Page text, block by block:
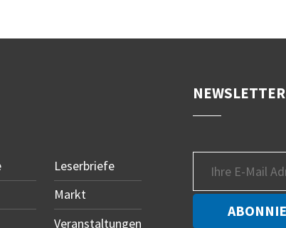
Leserbriefe
Markt
Veranstaltungen
NEWSLETTER